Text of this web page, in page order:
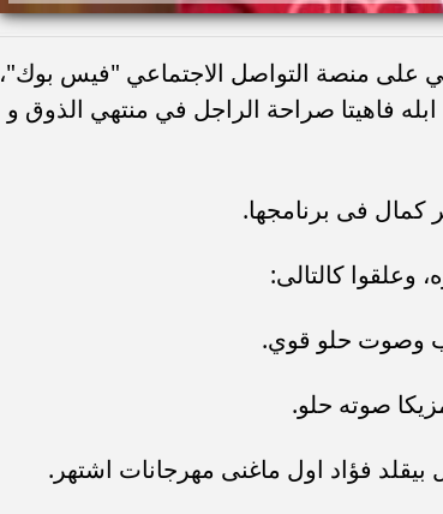
على منصة التواصل الاجتماعي "فيس بوك"،
فاهيتا صراحة الراجل في منتهي الذوق و
كمال فى برنامجها.
كالتالى:
وصوت حلو قوي.
صوته حلو.
فؤاد اول ماغنى مهرجانات اشتهر.